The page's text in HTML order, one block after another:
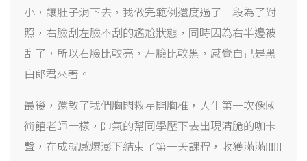
小，讓肚子消下去，我做完範例還度過了一段為了對
照，右臉刮左臉不刮的尷尬狀態，同時因為右半邊被
刮了，所以右臉比較亮，左臉比較黑，感覺自己是黑
白郎君來著。
最後，還教了我們胸悶救星開胸椎，人生第一次像國
術館老師一樣，帥氣的幫同學壓下去出現清脆的咖卡
聲，在成就感爆澎下結束了第一天課程，收獲滿滿!!!!!!